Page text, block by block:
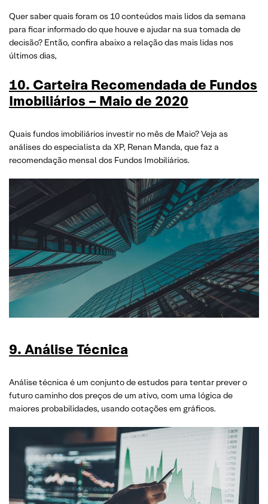
Quer saber quais foram os 10 conteúdos mais lidos da semana
para ficar informado do que houve e ajudar na sua tomada de
decisão? Então, confira abaixo a relação das mais lidas nos
últimos dias,
10. Carteira Recomendada de Fundos
Imobiliários – Maio de 2020
Quais fundos imobiliários investir no mês de Maio? Veja as
análises do especialista da XP, Renan Manda, que faz a
recomendação mensal dos Fundos Imobiliários.
9. Análise Técnica
Análise técnica é um conjunto de estudos para tentar prever o
futuro caminho dos preços de um ativo, com uma lógica de
maiores probabilidades, usando cotações em gráficos.